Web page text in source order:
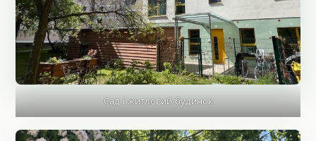
Сад і житловий будинок